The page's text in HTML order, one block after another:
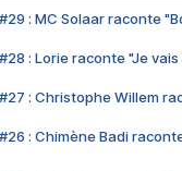
#29 : MC Solaar raconte
#28 : Lorie raconte "Je
#27 : Christophe Willem
#26 : Chimène Badi